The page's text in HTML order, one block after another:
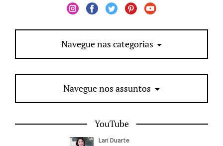
Navegue nas categorias
Navegue nos assuntos
YouTube